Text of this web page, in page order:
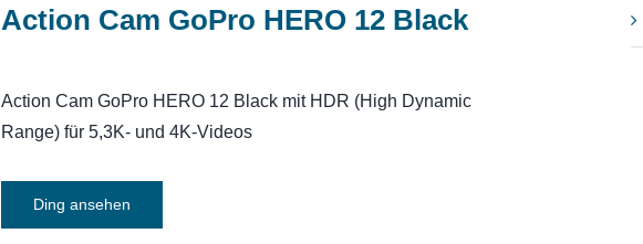
Action Cam GoPro HERO 12 Black
Action Cam GoPro HERO 12 Black mit HDR (High Dynamic
Range) für 5,3K- und 4K-Videos
Ding ansehen